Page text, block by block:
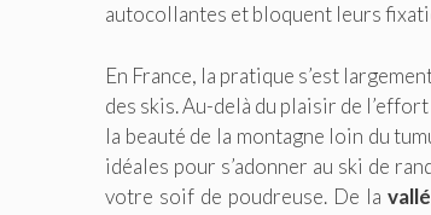
autocollantes et bloquent leurs
En France, la pratique s’est
des skis. Au-delà du plaisir de
la beauté de la montagne loin du
idéales pour s’adonner au ski de
votre soif de poudreuse. De la